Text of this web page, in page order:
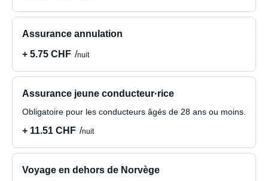
Assurance annulation
+ 5.75 CHF
nuit
Assurance jeune conducteur·rice
Obligatoire pour les conducteurs âgés de 28 ans ou moins.
+ 11.51 CHF nuit
Voyage en dehors de Norvège